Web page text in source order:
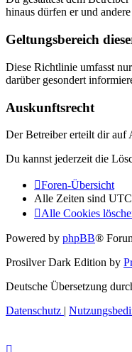
hinaus dürfen er und
Geltungsbereich
Diese Richtlinie umfasst
darüber gesondert
Auskunftsrecht
Der Betreiber erteilt dir auf
Du kannst jederzeit die
Foren-Übersicht
Alle Zeiten sind
Alle Cookies
Powered by phpBB®
Prosilver Dark Edition by
Deutsche Übersetzung
Datenschutz |